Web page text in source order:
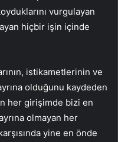
vurgulayan
hiçbir işin içinde
istikametlerinin ve
olduğunu kaydeden
her girişimde bizi en
olmayan her
yine en önde